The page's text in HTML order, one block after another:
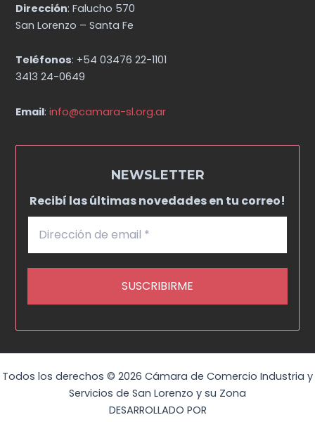
Dirección: Falucho 570
San Lorenzo – Santa Fe
Teléfonos: +54 03476 22-1101
3413 24-0649
Email:info@camara-sl.org.ar
NEWSLETTER
Recibí las últimas novedades en tu correo!
Todos los derechos © 2026 Cámara de Comercio Industria y
Servicios de San Lorenzo y su Zona
DESARROLLADO POR